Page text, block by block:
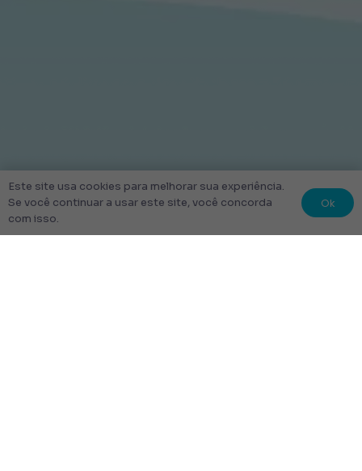
Este site usa cookies para melhorar sua experiência.
Se você continuar a usar este site, você concorda
com isso.
Ok